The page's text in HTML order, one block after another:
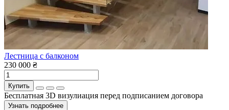
Лестница с балконом
230 000 ₴
Купить
Бесплатная 3D визулиация перед подписанием договора
Узнать подробнее